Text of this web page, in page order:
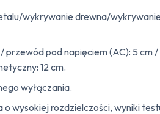
wykrywanie drewna/
przewód pod napięciem (AC): 5 cm
12 cm.
wyłączania.
wysokiej rozdzielczości, wyniki